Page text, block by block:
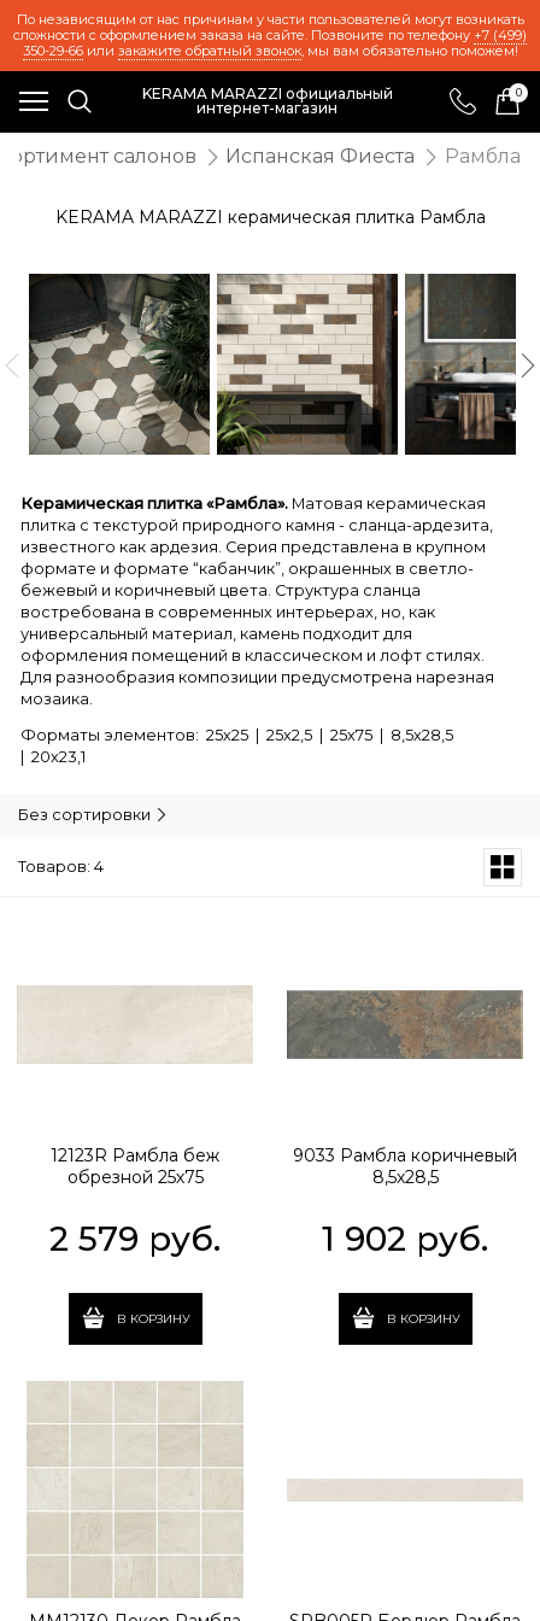
По независящим от нас причинам у части пользователей могут возникать
сложности с оформлением заказа на сайте. Позвоните по телефону +7 (499)
350-29-66или закажите обратный звонок, мы вам обязательно поможем!
KERAMA MARAZZI официальный
интернет-магазин
0
салонов Испанская Фиеста Рамбла
KERAMA MARAZZI керамическая плитка Рамбла
Керамическая плитка «Рамбла». Матовая керамическая
плитка с текстурой природного камня - сланца-ардезита,
известного как ардезия. Серия представлена в крупном
формате и формате “кабанчик”, окрашенных в светло-
бежевый и коричневый цвета. Структура сланца
востребована в современных интерьерах, но, как
универсальный материал, камень подходит для
оформления помещений в классическом и лофт стилях.
Для разнообразия композиции предусмотрена нарезная
мозаика.
Форматы элементов: 25х25 | 25х2,5 | 25х75 | 8,5х28,5
| 20х23,1
Без сортировки
Товаров: 4
12123R Рамбла беж
обрезной 25х75
2 579 руб.
В КОРЗИНУ
9033 Рамбла коричневый
8,5х28,5
1 902 руб.
В КОРЗИНУ